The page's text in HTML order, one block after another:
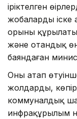
іріктелген
жобаларды іске
орыны
және отандық
баяндаған
Оның атап
жолдарды,
коммуналдық
инфрақұрылым